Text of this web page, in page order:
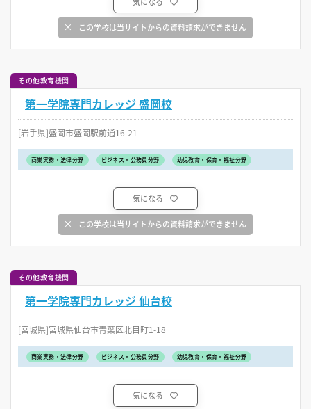
この学校は当サイトからの資料請求ができません
その他教育機関
第一学院専門カレッジ 盛岡校
[岩手県]盛岡市盛岡駅前通16-21
商業実務・法律分野 ビジネス・公務員分野 幼児教育・保育・福祉分野
気になる
この学校は当サイトからの資料請求ができません
その他教育機関
第一学院専門カレッジ 仙台校
[宮城県]宮城県仙台市青葉区北目町1-18
商業実務・法律分野 ビジネス・公務員分野 幼児教育・保育・福祉分野
気になる